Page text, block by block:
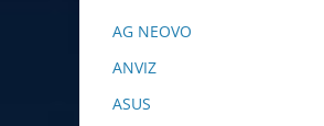
AG NEOVO
ANVIZ
ASUS